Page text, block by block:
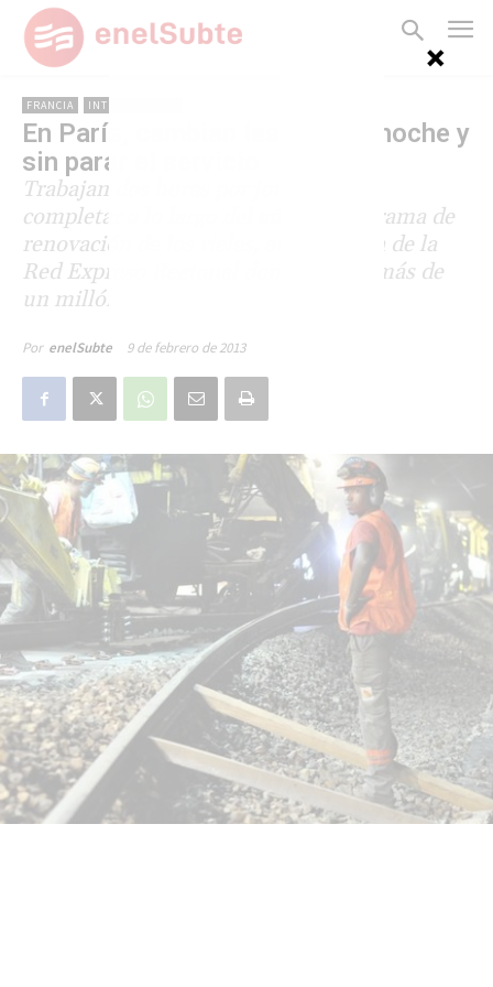
FRANCIA INTERNACIONAL
En París, cambian las vías de noche y
sin parar el servicio
Trabajan dos horas por jornada para
completar a lo largo del año un programa de
renovación de los rieles, en una línea de la
Red Expreso Regional donde viajan más de
un millón de pasajeros
Por enelSubte 9 de febrero de 2013